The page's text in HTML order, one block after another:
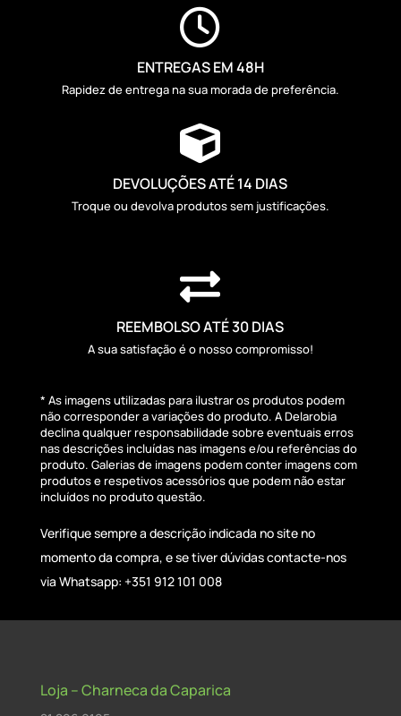

ENTREGAS EM 48H
Rapidez de entrega na sua morada de preferência.

DEVOLUÇÕES ATÉ 14 DIAS
Troque ou devolva produtos sem justificações.

REEMBOLSO ATÉ 30 DIAS
A sua satisfação é o nosso compromisso!
* As imagens utilizadas para ilustrar os produtos podem
não corresponder a variações do produto. A Delarobia
declina qualquer responsabilidade sobre eventuais erros
nas descrições incluídas nas imagens e/ou referências do
produto. Galerias de imagens podem conter imagens com
produtos e respetivos acessórios que podem não estar
incluídos no produto questão.
Verifique sempre a descrição indicada no site no
momento da compra, e se tiver dúvidas contacte-nos
via Whatsapp: +351 912 101 008
Loja – Charneca da Caparica